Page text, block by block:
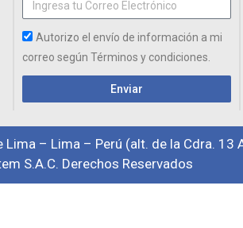
Autorizo el envío de información a mi
correo según Términos y condiciones.
Enviar
– Lima – Perú (alt. de la Cdra. 13
S.A.C. Derechos Reservados